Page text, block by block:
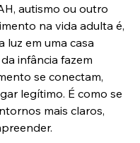
autismo ou outro
na vida adulta é,
luz em uma casa
infância fazem
se conectam,
legítimo. É como se
mais claros,